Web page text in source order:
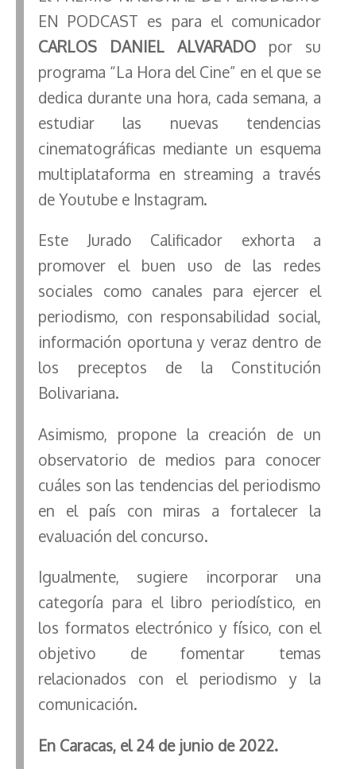
EN PODCAST es para el comunicador
CARLOS DANIEL ALVARADO por su
programa “La Hora del Cine” en el que se
dedica durante una hora, cada semana, a
estudiar las nuevas tendencias
cinematográficas mediante un esquema
multiplataforma en streaming a través
de Youtube e Instagram.
Este Jurado Calificador exhorta a
promover el buen uso de las redes
sociales como canales para ejercer el
periodismo, con responsabilidad social,
información oportuna y veraz dentro de
los preceptos de la Constitución
Bolivariana.
Asimismo, propone la creación de un
observatorio de medios para conocer
cuáles son las tendencias del periodismo
en el país con miras a fortalecer la
evaluación del concurso.
Igualmente, sugiere incorporar una
categoría para el libro periodístico, en
los formatos electrónico y físico, con el
objetivo de fomentar temas
relacionados con el periodismo y la
comunicación.
En Caracas, el 24 de junio de 2022.